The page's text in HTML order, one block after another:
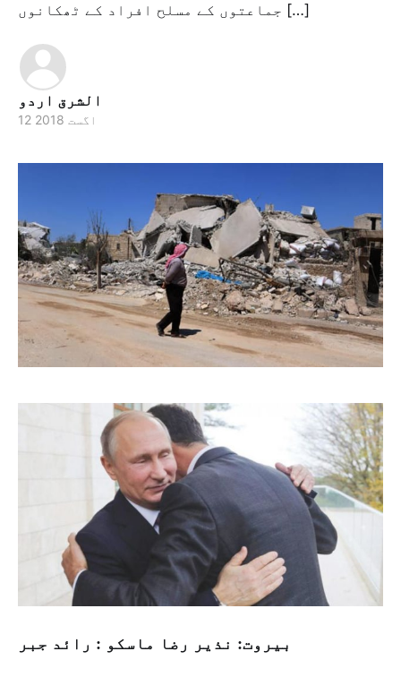
جماعتوں کے مسلح افراد کے ٹھکانوں […]
الشرق اردو
12 اگست 2018
بیروت: نذیر رضا ماسکو : رائد جبر